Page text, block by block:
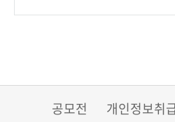
공모전 개인정보취